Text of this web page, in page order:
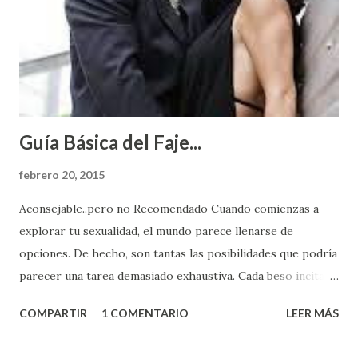
Guía Básica del Faje...
febrero 20, 2015
Aconsejable..pero no Recomendado Cuando comienzas a
explorar tu sexualidad, el mundo parece llenarse de
opciones. De hecho, son tantas las posibilidades que podría
parecer una tarea demasiado exhaustiva. Cada beso incita
partes de ti que jamás hubieras imaginado. El problema es
COMPARTIR 1 COMENTARIO LEER MÁS